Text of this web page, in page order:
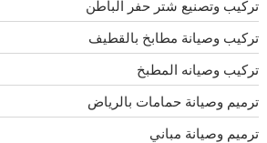
تركيب وتصنيع شتر حفر الباطن
تركيب وصيانة مطابخ بالقطيف
تركيب وصيانه المطبخ
ترميم وصيانة حمامات بالرياض
ترميم وصيانة مباني